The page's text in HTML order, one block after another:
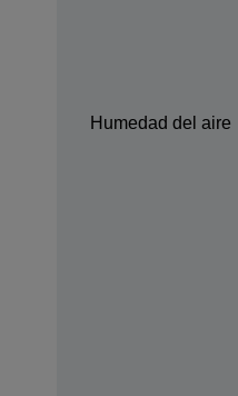
Humedad del aire